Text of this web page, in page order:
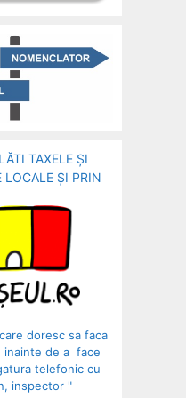
TAXELE ȘI
LOCALE ȘI PRIN
doresc sa faca
inainte de a face
telefonic cu
inspector "